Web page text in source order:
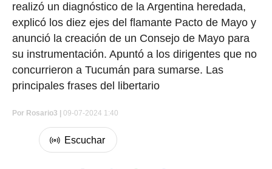
realizó un diagnóstico de la Argentina heredada,
explicó los diez ejes del flamante Pacto de Mayo y
anunció la creación de un Consejo de Mayo para
su instrumentación. Apuntó a los dirigentes que no
concurrieron a Tucumán para sumarse. Las
principales frases del libertario
Por Rosario3 | 09-07-2024 1:40